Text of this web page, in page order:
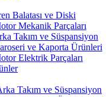
Balatası ve Diski
Mekanik Parçaları
Takım ve Süspansiyon
ve Kaporta Ürünleri
Elektrik Parçaları
Takım ve Süspansiyon